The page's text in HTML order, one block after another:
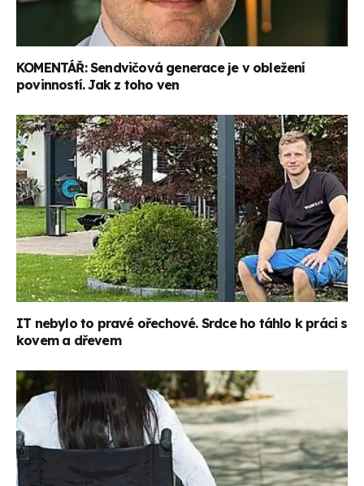
KOMENTÁŘ: Sendvičová generace je v obležení
povinností. Jak z toho ven
IT nebylo to pravé ořechové. Srdce ho táhlo k práci s
kovem a dřevem